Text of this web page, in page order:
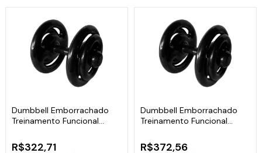
Dumbbell Emborrachado
Treinamento Funcional
R$322,71
Dumbbell Emborrachado
Treinamento Funcional
R$372,56